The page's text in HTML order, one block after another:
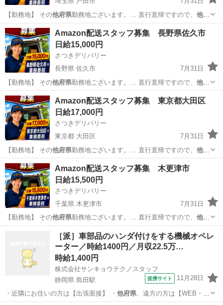
【勤務地】 その他府県勤務地ございます。… 直行直帰ですので、 他府
県
にお住まいでも問題… 【勤務地】 その他府県勤務地ございます。…
直行直帰ですので、他府県にお住まいでも問題…
埼玉 戸田市 スタッフ
Amazon配送スタッフ募集 長野県佐久市
日給15,000円
さつきデリバリー
長野県 佐久市
7月31日
【勤務地】 その他府県勤務地ございます。… 直行直帰ですので、 他府
県
にお住まいでも問題… 【勤務地】 その他府県勤務地ございます。…
直行直帰ですので、他府県にお住まいでも問題…
長野 佐久市 スタッフ
Amazon配送スタッフ募集 東京都大田区
日給17,000円
さつきデリバリー
東京都 大田区
7月31日
【勤務地】 その他府県勤務地ございます。… 直行直帰ですので、 他府
県
にお住まいでも問題… 【勤務地】 その他府県勤務地ございます。…
直行直帰ですので、他府県にお住まいでも問題…
東京 大田区 スタッフ
Amazon配送スタッフ募集 木更津市
日給15,500円
さつきデリバリー
千葉県 木更津市
7月31日
【勤務地】 その他府県勤務地ございます。… 直行直帰ですので、 他府
県
にお住まいでも問題… 【勤務地】 その他府県勤務地ございます。…
直行直帰ですので、他府県にお住まいでも問題…
物流 スタッフ
［派］車部品のハンダ付けをする機械オペレ
ーター／時給1400円／月収22.5万…
時給1,400円
株式会社サンキョウテクノスタッフ
静岡県 島田駅
提携サイト 11月28日
・近隣にお住いの方は【出張面接】 ・ 他府県、遠方の方は【WEB・
TEL面接】 …